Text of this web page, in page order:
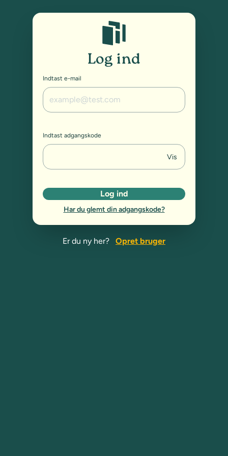
Log ind
Indtast e-mail
Indtast adgangskode
Vis
Log ind
Har du glemt din adgangskode?
Er du ny her? Opret bruger